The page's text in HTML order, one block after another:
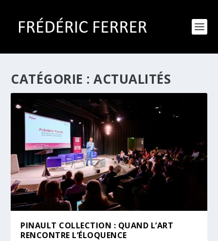
CATÉGORIE :ACTUALITÉS
PINAULT COLLECTION : QUAND L’ART
RENCONTRE L’ÉLOQUENCE